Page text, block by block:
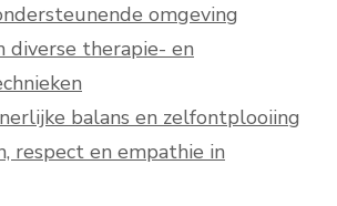
omgeving
diverse therapie- en
balans en zelfontplooiing
respect en empathie in